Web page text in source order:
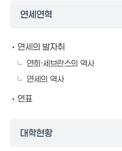
연세연혁
연세의 발자취
연희·세브란스의 역사
연세의 역사
연표
대학현황